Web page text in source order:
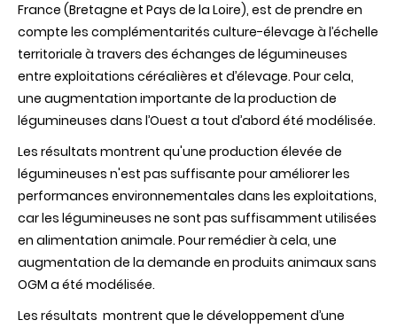
France (Bretagne et Pays de la Loire), est de prendre en
compte les complémentarités culture-élevage à l’échelle
territoriale à travers des échanges de légumineuses
entre exploitations céréalières et d’élevage. Pour cela,
une augmentation importante de la production de
légumineuses dans l’Ouest a tout d’abord été modélisée.
Les résultats montrent qu'une production élevée de
légumineuses n'est pas suffisante pour améliorer les
performances environnementales dans les exploitations,
car les légumineuses ne sont pas suffisamment utilisées
en alimentation animale. Pour remédier à cela, une
augmentation de la demande en produits animaux sans
OGM a été modélisée.
Les résultats montrent que le développement d’une